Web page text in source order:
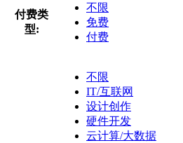
付费类
型:
不限
免费
付费
不限
IT/互联网
设计创作
硬件开发
云计算/大数据